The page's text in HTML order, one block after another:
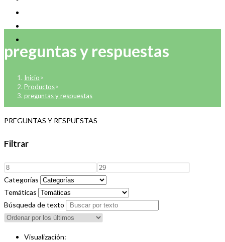
preguntas y respuestas
Inicio>
Productos>
preguntas y respuestas
PREGUNTAS Y RESPUESTAS
Filtrar
Categorías
Temáticas
Búsqueda de texto
Visualización: